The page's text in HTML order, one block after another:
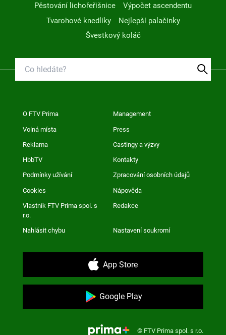
Pěstování lichořeřišnice
Výpočet ascendentu
Tvarohové knedlíky
Nejlepší palačinky
Švestkový koláč
O FTV Prima Management
Volná místa Press
Reklama Castingy a výzvy
HbbTV Kontakty
Podmínky užívání Zpracování osobních údajů
Cookies Nápověda
Vlastník FTV Prima spol. s
r.o.
Redakce
Nahlásit chybu Nastavení soukromí
App Store
Google Play
© FTV Prima spol. s r.o.